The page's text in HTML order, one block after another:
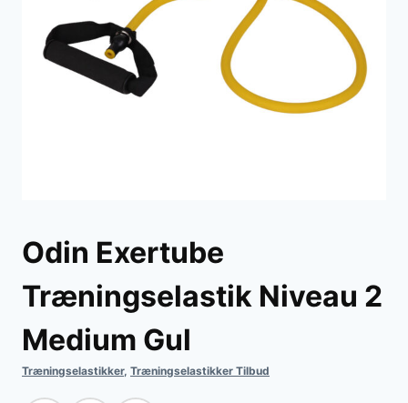
Odin Exertube
Træningselastik Niveau 2
Medium Gul
Træningselastikker, Træningselastikker Tilbud